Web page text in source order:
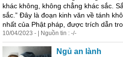
khác không, không chẳng khác sắc.
sắc.” Đây là đoạn kinh văn về tánh
nhất của Phật pháp, được trích dẫn
10/04/2023 - | Nguồn tin : -/-
Ngủ an lành